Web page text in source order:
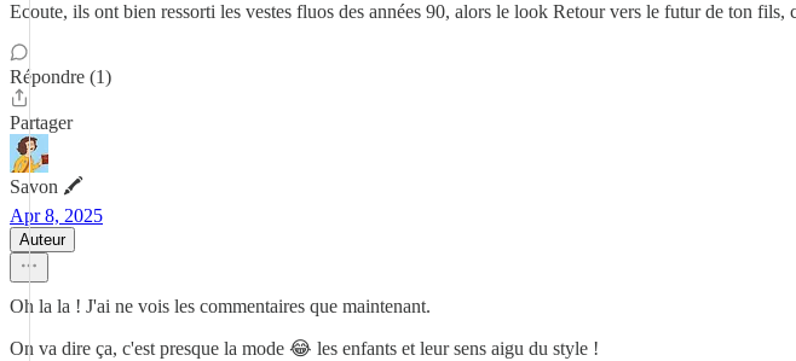
Ecoute, ils ont bien ressorti les vestes fluos des années 90, alors le look Retour vers le futur de ton fils,
Répondre (1)
Partager
Savon 🖍
Apr 8, 2025
Auteur
Oh la la ! J'ai ne vois les commentaires que maintenant.
On va dire ça, c'est presque la mode 😂 les enfants et leur sens aigu du style !